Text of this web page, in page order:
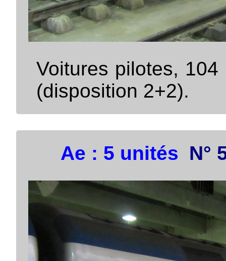
Voitures pilotes,
(disposition 2+2).
Ae : 5 unités N°